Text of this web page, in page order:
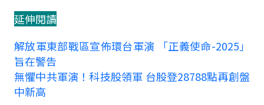
延伸閱讀
解放軍東部戰區宣佈環台軍演 「正義使命-2025」
旨在警告
無懼中共軍演！科技股領軍 台股登28788點再創盤
中新高